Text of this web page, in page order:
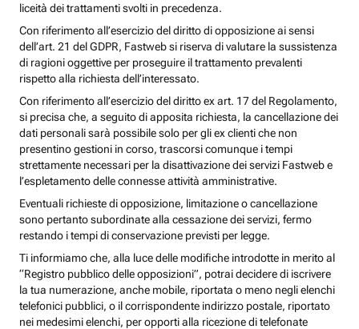
liceità dei trattamenti svolti in precedenza.
Con riferimento all’esercizio del diritto di opposizione ai sensi
dell’art. 21 del GDPR, Fastweb si riserva di valutare la sussistenza
di ragioni oggettive per proseguire il trattamento prevalenti
rispetto alla richiesta dell’interessato.
Con riferimento all’esercizio del diritto ex art. 17 del Regolamento,
si precisa che, a seguito di apposita richiesta, la cancellazione dei
dati personali sarà possibile solo per gli ex clienti che non
presentino gestioni in corso, trascorsi comunque i tempi
strettamente necessari per la disattivazione dei servizi Fastweb e
l’espletamento delle connesse attività amministrative.
Eventuali richieste di opposizione, limitazione o cancellazione
sono pertanto subordinate alla cessazione dei servizi, fermo
restando i tempi di conservazione previsti per legge.
Ti informiamo che, alla luce delle modifiche introdotte in merito al
“Registro pubblico delle opposizioni”, potrai decidere di iscrivere
la tua numerazione, anche mobile, riportata o meno negli elenchi
telefonici pubblici, o il corrispondente indirizzo postale, riportato
nei medesimi elenchi, per opporti alla ricezione di telefonate